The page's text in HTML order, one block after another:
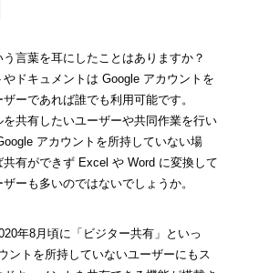
言葉を耳にしたことはありますか？
ドキュメントは Google アカウントを
ーであれば誰でも利用可能です。
を共有したいユーザーや共同作業を行い
アカウントを所持していない場
有ができず Excel や Word に変換して
ーも多いのではないでしょうか。
年8月頃に「ビジター共有」といっ
ントを所持していないユーザーにもス